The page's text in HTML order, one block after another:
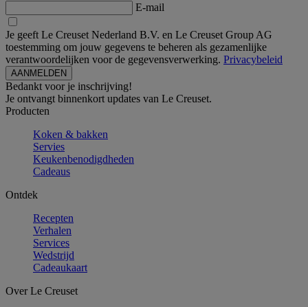
E-mail
Je geeft Le Creuset Nederland B.V. en Le Creuset Group AG
toestemming om jouw gegevens te beheren als gezamenlijke
verantwoordelijken voor de gegevensverwerking. Privacybeleid
Bedankt voor je inschrijving!
Je ontvangt binnenkort updates van Le Creuset.
Producten
Koken & bakken
Servies
Keukenbenodigdheden
Cadeaus
Ontdek
Recepten
Verhalen
Services
Wedstrijd
Cadeaukaart
Over Le Creuset